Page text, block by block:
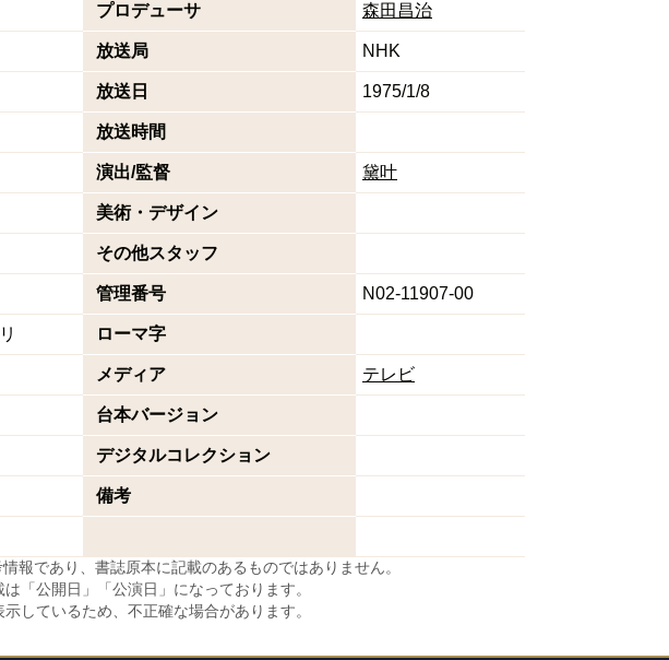
プロデューサ 森田昌治
放送局 NHK
放送日 1975/1/8
放送時間
演出/監督 黛叶
美術・デザイン
その他スタッフ
管理番号 N02-11907-00
ローマ字
メディア テレビ
台本バージョン
デジタルコレクション
備考
報であり、書誌原本に記載のあるものではありません。
「公開日」「公演日」になっております。
しているため、不正確な場合があります。